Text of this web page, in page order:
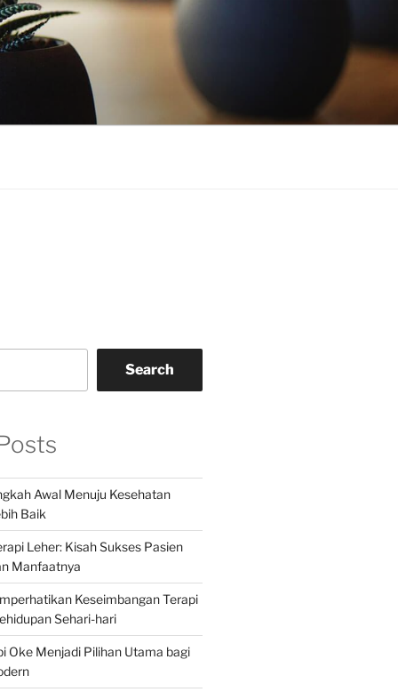
Search
Awal Menuju Kesehatan
Baik
Leher: Kisah Sukses Pasien
Manfaatnya
Keseimbangan Terapi
Sehari-hari
Oke Menjadi Pilihan Utama bagi